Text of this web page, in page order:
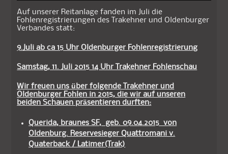
Auf unserer Reitanlage fanden im Juli die
Fohlenregistrierungen des Trakehner und Oldenburger
Verbandes statt:
9.Juli ab ca 15 Uhr Oldenburger Fohlenregistrierung
Samstag, 11. Juli 2015 14 Uhr Trakehner Fohlenschau
Wir freuen uns über folgende Trakehner und
Oldenburger Fohlen in 2015, die wir auf unseren
beiden Schauen präsentieren durften:
Querida, braunes SF, geb. 09.04.2015 von
Oldenburg. Reservesieger Quattromani v.
Quaterback / Latimer(Trak)